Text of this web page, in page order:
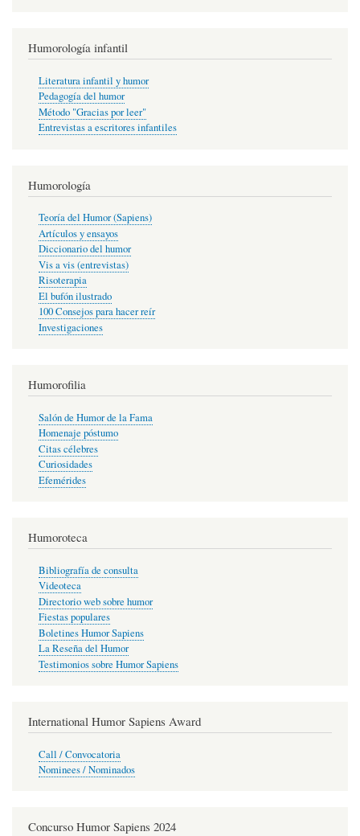
Humorología infantil
Literatura infantil y humor
Pedagogía del humor
Método "Gracias por leer"
Entrevistas a escritores infantiles
Humorología
Teoría del Humor (Sapiens)
Artículos y ensayos
Diccionario del humor
Vis a vis (entrevistas)
Risoterapia
El bufón ilustrado
100 Consejos para hacer reír
Investigaciones
Humorofilia
Salón de Humor de la Fama
Homenaje póstumo
Citas célebres
Curiosidades
Efemérides
Humoroteca
Bibliografía de consulta
Videoteca
Directorio web sobre humor
Fiestas populares
Boletines Humor Sapiens
La Reseña del Humor
Testimonios sobre Humor Sapiens
International Humor Sapiens Award
Call / Convocatoria
Nominees / Nominados
Concurso Humor Sapiens 2024